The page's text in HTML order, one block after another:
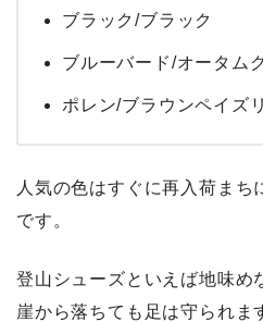
ブラック/ブラック
ブルーバード/オータム
ポレン/ブラウンペイズ
人気の色はすぐに再入荷まち
です。
登山シューズといえば地味め
崖から落ちても足は守られま